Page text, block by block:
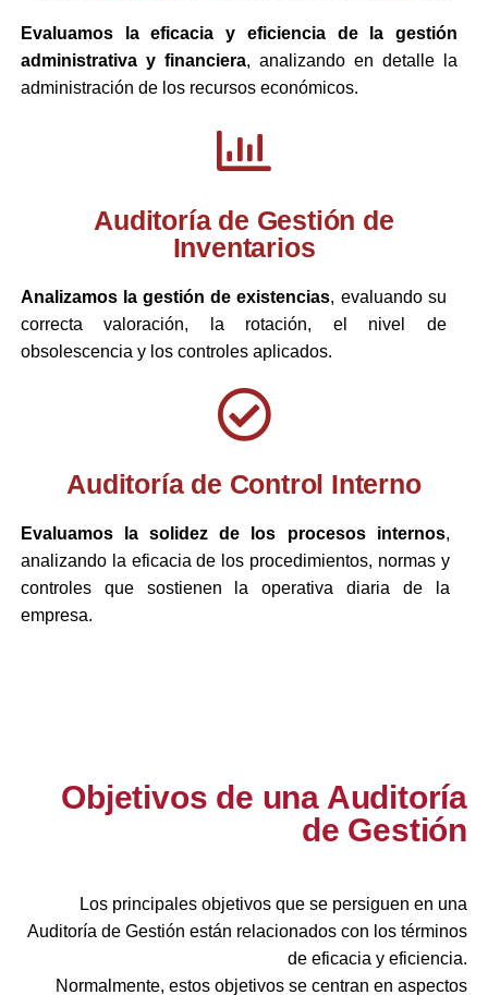
Evaluamos la eficacia y eficiencia de la gestión
administrativa y financiera, analizando en detalle la
administración de los recursos económicos.
Auditoría de Gestión de
Inventarios
Analizamos la gestión de existencias, evaluando su
correcta valoración, la rotación, el nivel de
obsolescencia y los controles aplicados.
Auditoría de Control Interno
Evaluamos la solidez de los procesos internos,
analizando la eficacia de los procedimientos, normas y
controles que sostienen la operativa diaria de la
empresa.
Objetivos de una Auditoría
de Gestión
Los principales objetivos que se persiguen en una
Auditoría de Gestión están relacionados con los términos
de eficacia y eficiencia.
Normalmente, estos objetivos se centran en aspectos